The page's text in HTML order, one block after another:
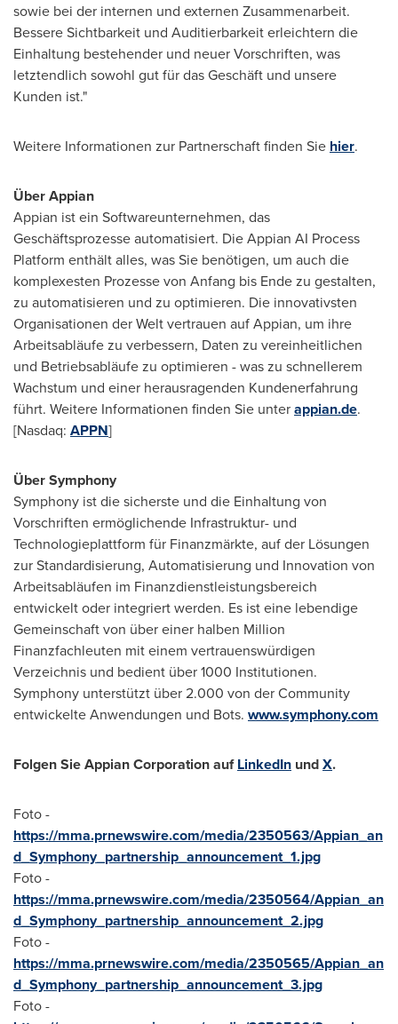
sowie bei der internen und externen Zusammenarbeit.
Bessere Sichtbarkeit und Auditierbarkeit erleichtern die
Einhaltung bestehender und neuer Vorschriften, was
letztendlich sowohl gut für das Geschäft und unsere
Kunden ist."
Weitere Informationen zur Partnerschaft finden Sie hier.
Über Appian
Appian ist ein Softwareunternehmen, das
Geschäftsprozesse automatisiert. Die Appian AI Process
Platform enthält alles, was Sie benötigen, um auch die
komplexesten Prozesse von Anfang bis Ende zu gestalten,
zu automatisieren und zu optimieren. Die innovativsten
Organisationen der Welt vertrauen auf Appian, um ihre
Arbeitsabläufe zu verbessern, Daten zu vereinheitlichen
und Betriebsabläufe zu optimieren - was zu schnellerem
Wachstum und einer herausragenden Kundenerfahrung
führt. Weitere Informationen finden Sie unterappian.de.
[Nasdaq: APPN]
Über Symphony
Symphony ist die sicherste und die Einhaltung von
Vorschriften ermöglichende Infrastruktur- und
Technologieplattform für Finanzmärkte, auf der Lösungen
zur Standardisierung, Automatisierung und Innovation von
Arbeitsabläufen im Finanzdienstleistungsbereich
entwickelt oder integriert werden. Es ist eine lebendige
Gemeinschaft von über einer halben Million
Finanzfachleuten mit einem vertrauenswürdigen
Verzeichnis und bedient über 1000 Institutionen.
Symphony unterstützt über 2.000 von der Community
entwickelte Anwendungen und Bots. www.symphony.com
Folgen Sie Appian Corporationauf LinkedIn undX.
Foto -
https://mma.prnewswire.com/media/2350563/Appian_an
d_Symphony_partnership_announcement_1.jpg
Foto -
https://mma.prnewswire.com/media/2350564/Appian_an
d_Symphony_partnership_announcement_2.jpg
Foto -
https://mma.prnewswire.com/media/2350565/Appian_an
d_Symphony_partnership_announcement_3.jpg
Foto -